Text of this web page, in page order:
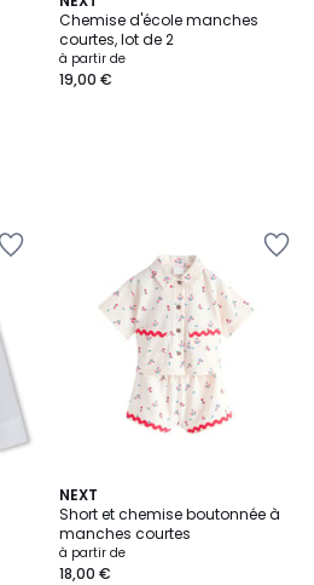
Chemise d'école manches
courtes, lot de 2
à partir de
19,00 €
NEXT
Short et chemise boutonnée à
manches courtes
à partir de
18,00 €